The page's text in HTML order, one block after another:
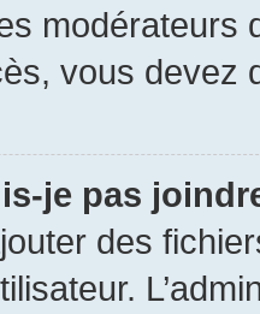
modérateurs
vous devez
je pas
des